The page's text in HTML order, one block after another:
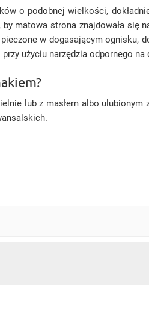
o podobnej wielkości,
matowa strona znajdowała
w dogasającym ognisku,
użyciu narzędzia odpornego na
lub z masłem albo ulubionym